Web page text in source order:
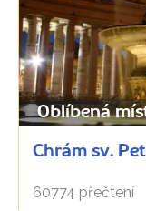
Oblíbená
Chrám sv.
60774 přečtení